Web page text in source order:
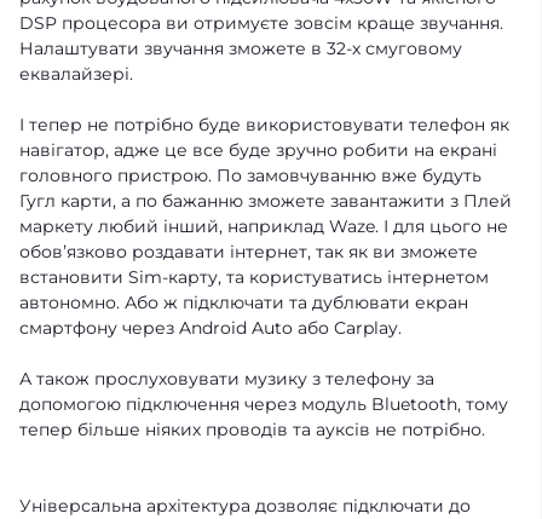
DSP процесора ви отримуєте зовсім краще звучання.
Налаштувати звучання зможете в 32-х смуговому
еквалайзері.
І тепер не потрібно буде використовувати телефон як
навігатор, адже це все буде зручно робити на екрані
головного пристрою. По замовчуванню вже будуть
Гугл карти, а по бажанню зможете завантажити з Плей
маркету любий інший, наприклад Waze. І для цього не
обовʼязково роздавати інтернет, так як ви зможете
встановити Sim-карту, та користуватись інтернетом
автономно. Або ж підключати та дублювати екран
смартфону через Android Auto або Carplay.
А також прослуховувати музику з телефону за
допомогою підключення через модуль Bluetooth, тому
тепер більше ніяких проводів та ауксів не потрібно.
Універсальна архітектура дозволяє підключати до